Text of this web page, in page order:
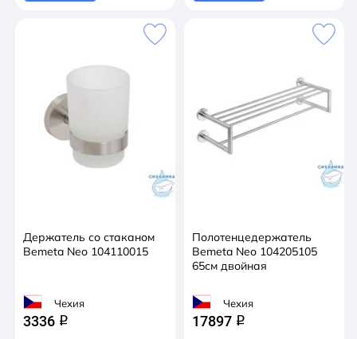
Держатель со стаканом
Bemeta Neo 104110015
Чехия
3336 q
Полотенцедержатель
Bemeta Neo 104205105
65см двойная
Чехия
17897 q